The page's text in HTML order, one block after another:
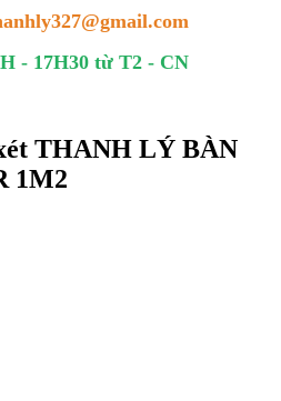
- 17H30 từ T2 - CN
THANH LÝ BÀN
1M2